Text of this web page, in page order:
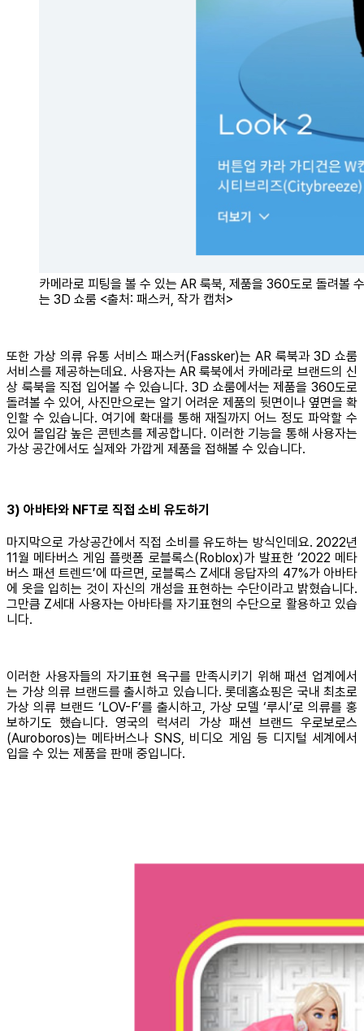
카메라로 피팅을 볼 수 있는 AR 룩북, 제품을 360도로 돌려볼
는 3D 쇼룸 <출처: 패스커, 작가 캡처>
또한 가상 의류 유통 서비스 패스커(Fassker)는 AR 룩북과 3D 쇼룸
서비스를 제공하는데요. 사용자는 AR 룩북에서 카메라로 브랜드의 신
상 룩북을 직접 입어볼 수 있습니다. 3D 쇼룸에서는 제품을 360도로
돌려볼 수 있어, 사진만으로는 알기 어려운 제품의 뒷면이나 옆면을 확
인할 수 있습니다. 여기에 확대를 통해 재질까지 어느 정도 파악할 수
있어 몰입감 높은 콘텐츠를 제공합니다. 이러한 기능을 통해 사용자는
가상 공간에서도 실제와 가깝게 제품을 접해볼 수 있습니다.
3) 아바타와 NFT로 직접 소비 유도하기
마지막으로 가상공간에서 직접 소비를 유도하는 방식인데요. 2022년
11월 메타버스 게임 플랫폼 로블록스(Roblox)가 발표한 ‘2022 메타
버스 패션 트렌드’에 따르면, 로블록스 Z세대 응답자의 47%가 아바타
에 옷을 입히는 것이 자신의 개성을 표현하는 수단이라고 밝혔습니다.
그만큼 Z세대 사용자는 아바타를 자기표현의 수단으로 활용하고 있습
니다.
이러한 사용자들의 자기표현 욕구를 만족시키기 위해 패션 업계에서
는 가상 의류 브랜드를 출시하고 있습니다. 롯데홈쇼핑은 국내 최초로
가상 의류 브랜드 ‘LOV-F’를 출시하고, 가상 모델 ‘루시’로 의류를 홍
보하기도 했습니다. 영국의 럭셔리 가상 패션 브랜드 우로보로스
(Auroboros)는 메타버스나 SNS, 비디오 게임 등 디지털 세계에서
입을 수 있는 제품을 판매 중입니다.